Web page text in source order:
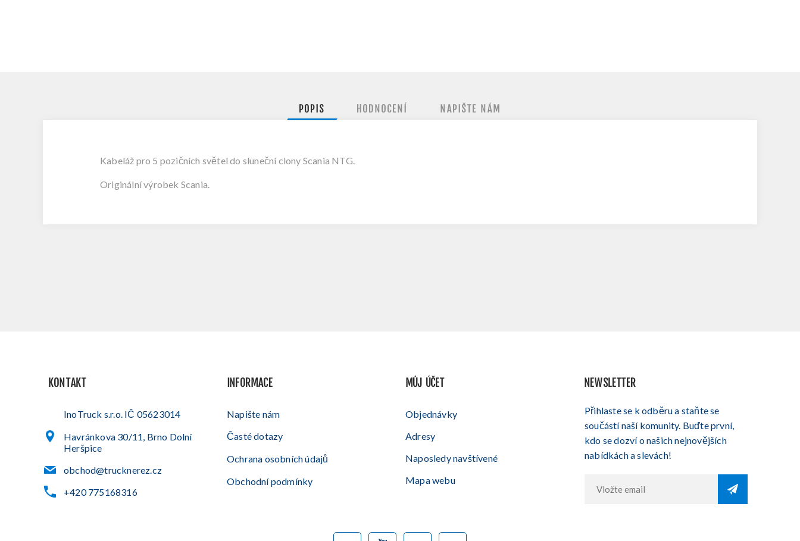
POPIS HODNOCENÍ NAPIŠTE NÁM
Kabeláž pro 5 pozičních světel do sluneční clony Scania NTG.
Originální výrobek Scania.
KONTAKT
InoTruck s.r.o. IČ 05623014
Havránkova 30/11, Brno Dolní
Heršpice
obchod@trucknerez.cz
+420 775168316
INFORMACE
Napište nám
Časté dotazy
Ochrana osobních údajů
Obchodní podmínky
MŮJ ÚČET
Objednávky
Adresy
Naposledy navštívené
Mapa webu
NEWSLETTER
Přihlaste se k odběru a staňte se
součástí naší komunity. Buďte první,
kdo se dozví o našich nejnovějších
nabídkách a slevách!